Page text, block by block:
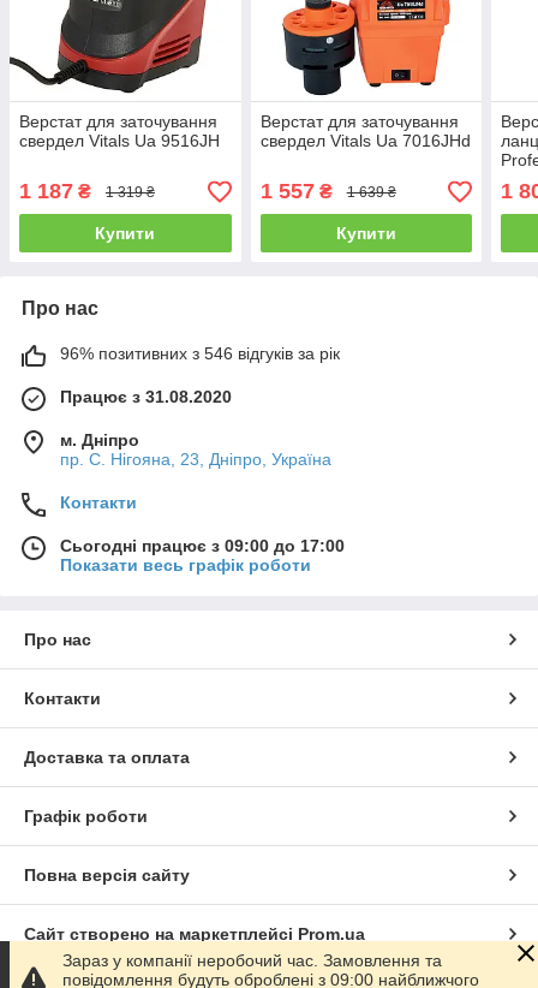
Верстат для заточування
свердел Vitals Ua 9516JH
1 187 ₴ 1 319 ₴
Купити
Верстат для заточування
свердел Vitals Ua 7016JHd
1 557₴ 1 639 ₴
Купити
1
Про нас
96% позитивних з 546 відгуків за рік
Працює з 31.08.2020
м. Дніпро
пр. С. Нігояна, 23, Дніпро, Україна
Контакти
Сьогодні працює з 09:00 до 17:00
Показати весь графік роботи
Про нас
Контакти
Доставка та оплата
Графік роботи
Повна версія сайту
Сайт створено на маркетплейсі Prom.ua
Зараз у компанії неробочий час. Замовлення та
повідомлення будуть оброблені з 09:00 найближчого